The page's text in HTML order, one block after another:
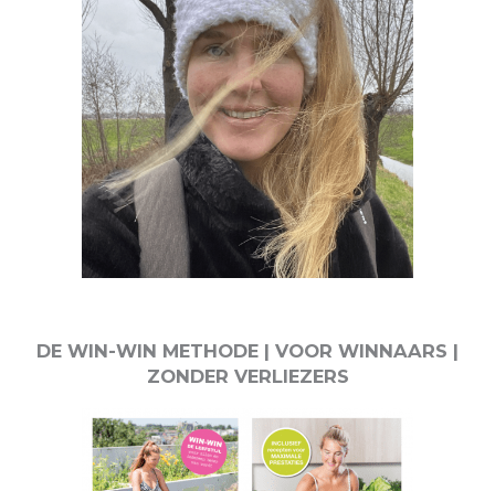
DE WIN-WIN METHODE | VOOR WINNAARS |
ZONDER VERLIEZERS